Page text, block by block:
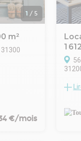
1 / 5
m²
un vaste
locaux
et
€/mois
1